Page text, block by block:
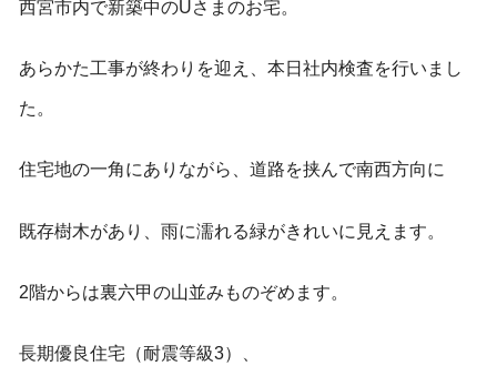
西宮市内で新築中のUさまのお宅。
あらかた工事が終わりを迎え、本日社内検査を行いまし
た。
住宅地の一角にありながら、道路を挟んで南西方向に
既存樹木があり、雨に濡れる緑がきれいに見えます。
2階からは裏六甲の山並みものぞめます。
長期優良住宅（耐震等級3）、